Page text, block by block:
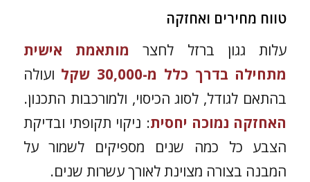
טווח מחירים ואחזקה
עלות גגון ברזל לחצר מותאמת אישית
מתחילה בדרך כלל מ-30,000 שקל
ועולה
בהתאם לגודל, לסוג הכיסוי, ולמורכבות התכנון.
האחזקה נמוכה יחסית: ניקוי תקופתי ובדיקת
הצבע כל כמה שנים מספיקים לשמור על
המבנה בצורה מצוינת לאורך עשרות שנים.